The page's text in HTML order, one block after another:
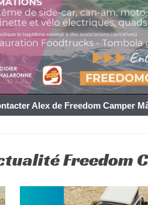
Alex de Freedom Camper
Freedom